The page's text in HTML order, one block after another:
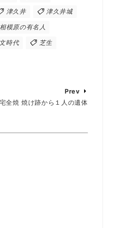
津久井 津久井城
相模原の有名人
時代 芝生
Prev
全焼 焼け跡から１人の遺体